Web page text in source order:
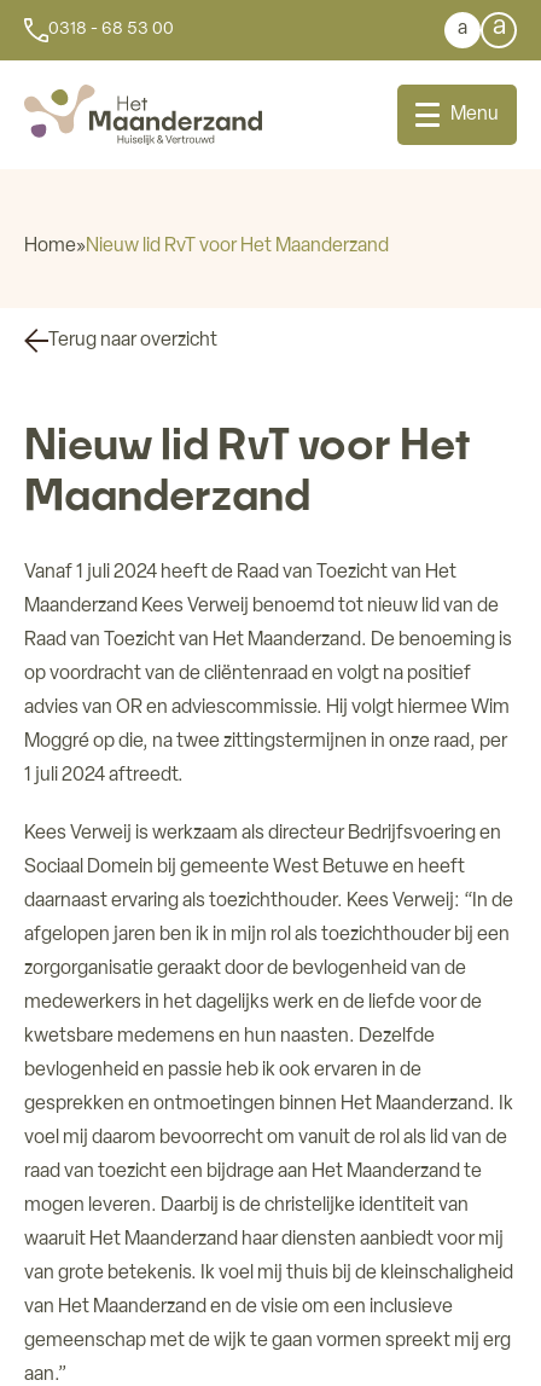
0318 - 68 53 00 a a
Aanleunwoningen
Wonen
Over ons
Menu
Home»Nieuw lid RvT voor Het Maanderzand
Terug naar overzicht
Nieuw lid RvT voor Het
Maanderzand
Vanaf 1 juli 2024 heeft de Raad van Toezicht van Het
Maanderzand Kees Verweij benoemd tot nieuw lid van de
Raad van Toezicht van Het Maanderzand. De benoeming is
op voordracht van de cliëntenraad en volgt na positief
advies van OR en adviescommissie. Hij volgt hiermee Wim
Moggré op die, na twee zittingstermijnen in onze raad, per
1 juli 2024 aftreedt.
Kees Verweij is werkzaam als directeur Bedrijfsvoering en
Sociaal Domein bij gemeente West Betuwe en heeft
daarnaast ervaring als toezichthouder. Kees Verweij: “In de
afgelopen jaren ben ik in mijn rol als toezichthouder bij een
zorgorganisatie geraakt door de bevlogenheid van de
medewerkers in het dagelijks werk en de liefde voor de
kwetsbare medemens en hun naasten. Dezelfde
bevlogenheid en passie heb ik ook ervaren in de
gesprekken en ontmoetingen binnen Het Maanderzand. Ik
voel mij daarom bevoorrecht om vanuit de rol als lid van de
raad van toezicht een bijdrage aan Het Maanderzand te
mogen leveren. Daarbij is de christelijke identiteit van
waaruit Het Maanderzand haar diensten aanbiedt voor mij
van grote betekenis. Ik voel mij thuis bij de kleinschaligheid
van Het Maanderzand en de visie om een inclusieve
gemeenschap met de wijk te gaan vormen spreekt mij erg
aan.”